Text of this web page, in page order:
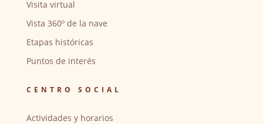
Visita virtual
Vista 360º de la nave
Etapas históricas
Puntos de interés
CENTRO SOCIAL
Actividades y horarios